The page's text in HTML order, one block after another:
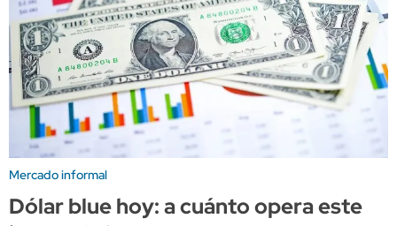
Mercado informal
Dólar blue hoy: a cuánto opera este